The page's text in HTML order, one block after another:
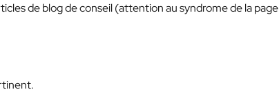
de blog de conseil (attention au syndrome de la page